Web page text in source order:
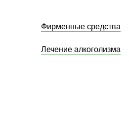
Фирменные средства
Лечение алкоголизма